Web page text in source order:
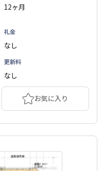
12ヶ月
礼金
なし
更新料
なし
お気に入り